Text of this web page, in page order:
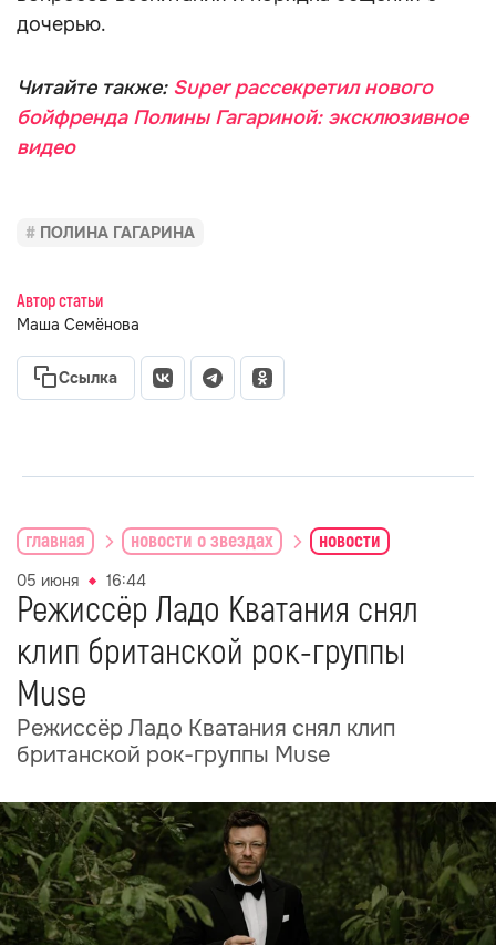
дочерью.
Читайте также: Super рассекретил нового
бойфренда Полины Гагариной: эксклюзивное
видео
ПОЛИНА ГАГАРИНА
Автор статьи
Маша Семёнова
Ссылка
главная новости о звездах новости
05 июня 16:44
Режиссёр Ладо Кватания снял
клип британской рок-группы
Muse
Режиссёр Ладо Кватания снял клип
британской рок-группы Muse